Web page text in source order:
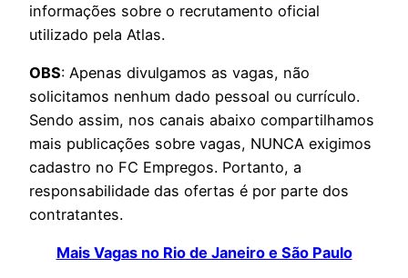
informações sobre o recrutamento oficial
utilizado pela Atlas.
OBS: Apenas divulgamos as vagas, não
solicitamos nenhum dado pessoal ou currículo.
Sendo assim, nos canais abaixo compartilhamos
mais publicações sobre vagas, NUNCA exigimos
cadastro no FC Empregos. Portanto, a
responsabilidade das ofertas é por parte dos
contratantes.
Mais Vagas no Rio de Janeiro e São Paulo